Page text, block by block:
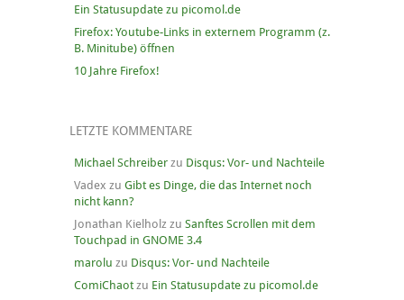
Ein Statusupdate zu picomol.de
Firefox: Youtube-Links in externem Programm (z.
B. Minitube) öffnen
10 Jahre Firefox!
LETZTE KOMMENTARE
Michael Schreiberzu Disqus: Vor- und Nachteile
Vadex zu Gibt es Dinge, die das Internet noch
nicht kann?
Jonathan Kielholz zu Sanftes Scrollen mit dem
Touchpad in GNOME 3.4
marolu zu Disqus: Vor- und Nachteile
ComiChaotzu Ein Statusupdate zu picomol.de